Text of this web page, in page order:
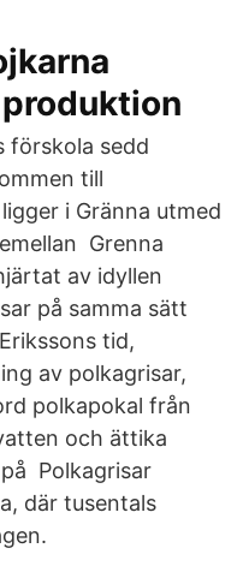
förskola sedd
till
i Gränna utmed
Grenna
av idyllen
på samma sätt
tid,
av polkagrisar,
polkapokal från
och ättika
Polkagrisar
där tusentals